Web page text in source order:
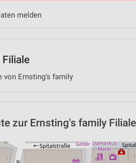
melden
von Ernsting's family
zur Ernsting's family